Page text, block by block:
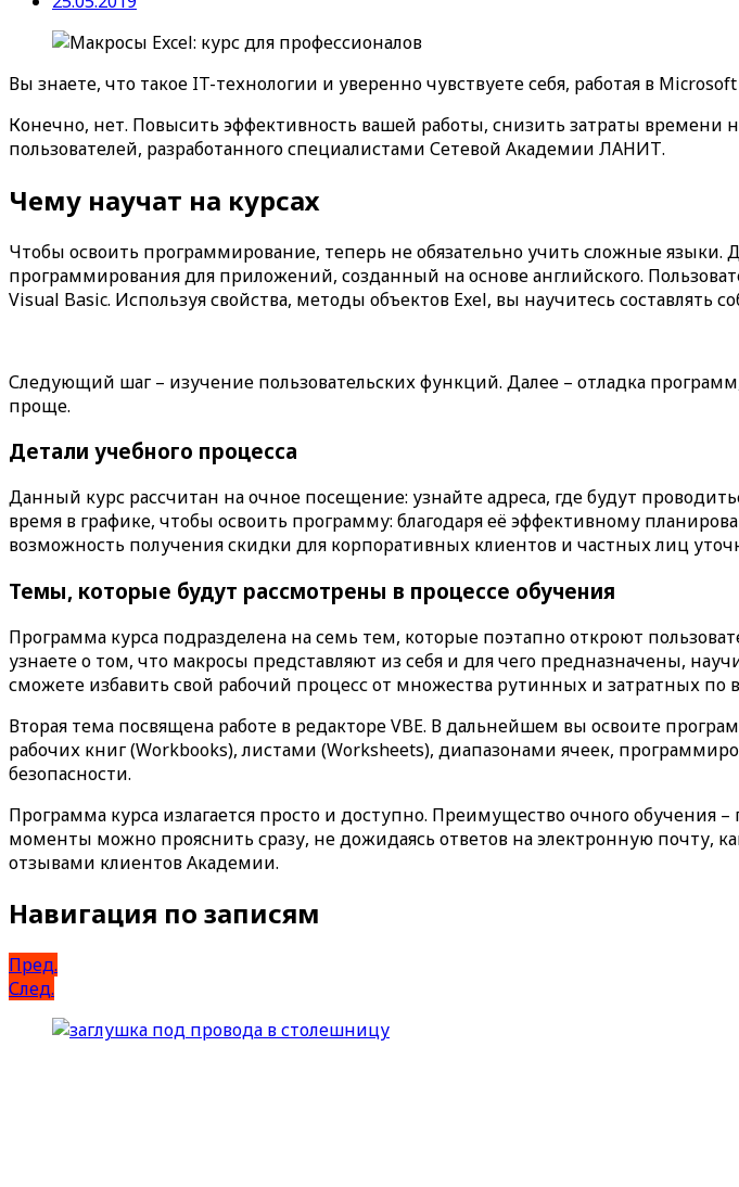
Вы знаете, что такое IT-технологии и уверенно чувствуете себя, работая в
Конечно, нет. Повысить эффективность вашей работы, снизить затраты времени
пользователей, разработанного специалистами Сетевой Академии ЛАНИТ.
Чему научат на курсах
Чтобы освоить программирование, теперь не обязательно учить сложные
программирования для приложений, созданный на основе английского.
Visual Basic. Используя свойства, методы объектов Exel, вы научитесь составлять
Следующий шаг – изучение пользовательских функций. Далее – отладка
проще.
Детали учебного процесса
Данный курс рассчитан на очное посещение: узнайте адреса, где будут
время в графике, чтобы освоить программу: благодаря её эффективному
возможность получения скидки для корпоративных клиентов и частных лиц
Темы, которые будут рассмотрены в процессе обучения
Программа курса подразделена на семь тем, которые поэтапно откроют
узнаете о том, что макросы представляют из себя и для чего предназначены,
сможете избавить свой рабочий процесс от множества рутинных и затратных
Вторая тема посвящена работе в редакторе VBE. В дальнейшем вы освоите
рабочих книг (Workbooks), листами (Worksheets), диапазонами ячеек,
безопасности.
Программа курса излагается просто и доступно. Преимущество очного обучения
моменты можно прояснить сразу, не дожидаясь ответов на электронную
отзывами клиентов Академии.
Навигация по записям
Пред.
След.